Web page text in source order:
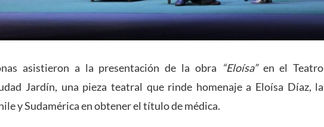
asistieron a la presentación de la obra “Eloísa” en el Teatro
Jardín, una pieza teatral que rinde homenaje a Eloísa Díaz, la
y Sudamérica en obtener el título de médica.